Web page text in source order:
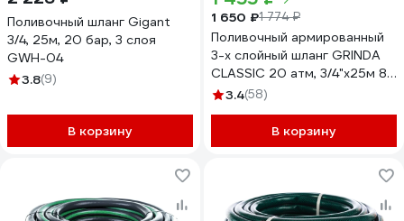
Поливочный шланг Gigant
3/4, 25м, 20 бар, 3 слоя
GWH-04
3.8(9)
В корзину
1 650 ₽1 774 ₽
Поливочный армированный
3-х слойный шланг GRINDA
CLASSIC 20 атм, 3/4"х25м 8-
429001-3/4-25_z02
3.4(58)
В корзину